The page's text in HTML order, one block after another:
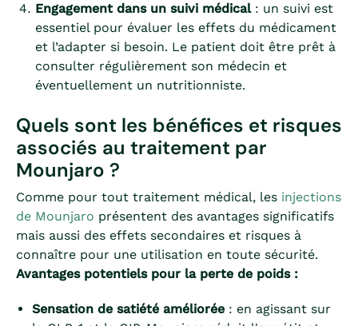
Engagement dans un suivi médical: un suivi est
essentiel pour évaluer les effets du médicament
et l’adapter si besoin. Le patient doit être prêt à
consulter régulièrement son médecin et
éventuellement un nutritionniste.
Quels sont les bénéfices et risques
associés au traitement par
Mounjaro ?
Comme pour tout traitement médical, les injections
de Mounjaro présentent des avantages significatifs
mais aussi des effets secondaires et risques à
connaître pour une utilisation en toute sécurité.
Avantages potentiels pour la perte de poids :
Sensation de satiété améliorée : en agissant sur